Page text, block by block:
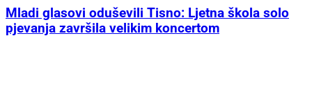
Mladi glasovi oduševili Tisno: Ljetna škola solo
pjevanja završila velikim koncertom